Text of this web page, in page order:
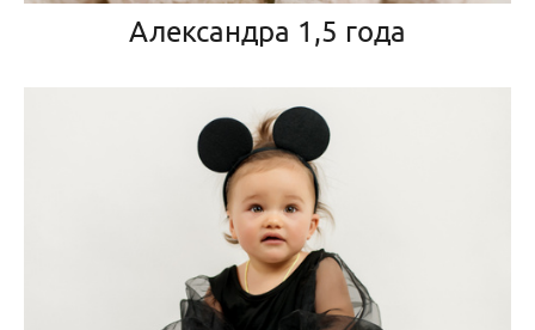
Александра 1,5 года